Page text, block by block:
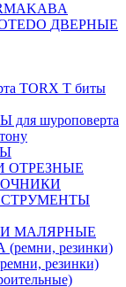
ДВЕРНЫЕ
TORX T биты
для шуроповерта
ОТРЕЗНЫЕ
МАЛЯРНЫЕ
резинки)